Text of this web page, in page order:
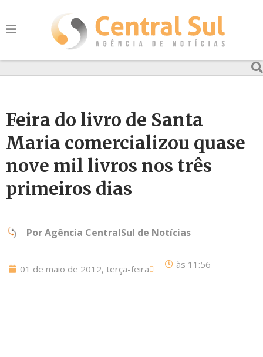
Feira do livro de Santa
Maria comercializou quase
nove mil livros nos três
primeiros dias
PorAgência CentralSul de Notícias
01 de maio de 2012, terça-feira às 11:56